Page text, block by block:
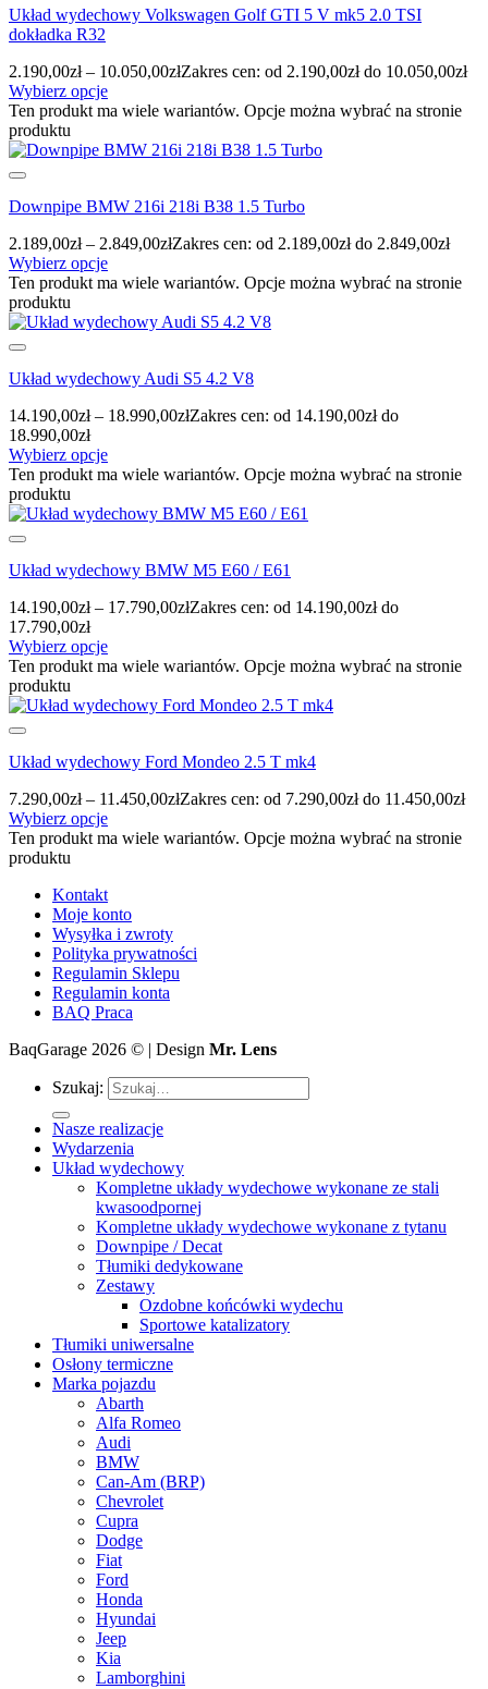
Układ wydechowy Volkswagen Golf GTI 5 V mk5 2.0 TSI
dokładka R32
2.190,00zł – 10.050,00złZakres cen: od 2.190,00zł do 10.050,00zł
Wybierz opcje
Ten produkt ma wiele wariantów. Opcje można wybrać na stronie
produktu
Downpipe BMW 216i 218i B38 1.5 Turbo
2.189,00zł – 2.849,00złZakres cen: od 2.189,00zł do 2.849,00zł
Wybierz opcje
Ten produkt ma wiele wariantów. Opcje można wybrać na stronie
produktu
Układ wydechowy Audi S5 4.2 V8
14.190,00zł – 18.990,00złZakres cen: od 14.190,00zł do
18.990,00zł
Wybierz opcje
Ten produkt ma wiele wariantów. Opcje można wybrać na stronie
produktu
Układ wydechowy BMW M5 E60 / E61
14.190,00zł – 17.790,00złZakres cen: od 14.190,00zł do
17.790,00zł
Wybierz opcje
Ten produkt ma wiele wariantów. Opcje można wybrać na stronie
produktu
Układ wydechowy Ford Mondeo 2.5 T mk4
7.290,00zł – 11.450,00złZakres cen: od 7.290,00zł do 11.450,00zł
Wybierz opcje
Ten produkt ma wiele wariantów. Opcje można wybrać na stronie
produktu
Kontakt
Moje konto
Wysyłka i zwroty
Polityka prywatności
Regulamin Sklepu
Regulamin konta
BAQ Praca
BaqGarage 2026 © | Design Mr. Lens
Szukaj:
Nasze realizacje
Wydarzenia
Układ wydechowy
Kompletne układy wydechowe wykonane ze stali
kwasoodpornej
Kompletne układy wydechowe wykonane z tytanu
Downpipe / Decat
Tłumiki dedykowane
Zestawy
Ozdobne końcówki wydechu
Sportowe katalizatory
Tłumiki uniwersalne
Osłony termiczne
Marka pojazdu
Abarth
Alfa Romeo
Audi
BMW
Can-Am (BRP)
Chevrolet
Cupra
Dodge
Fiat
Ford
Honda
Hyundai
Jeep
Kia
Lamborghini